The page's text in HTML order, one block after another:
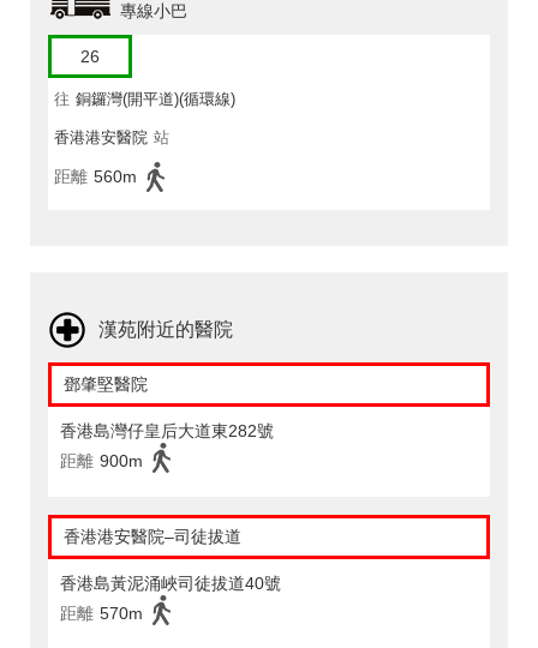
專線小巴
26
往 銅鑼灣(開平道)(循環線)
香港港安醫院 站
距離 560m
漢苑附近的醫院
鄧肇堅醫院
香港島灣仔皇后大道東282號
距離 900m
香港港安醫院–司徒拔道
香港島黃泥涌峽司徒拔道40號
距離 570m